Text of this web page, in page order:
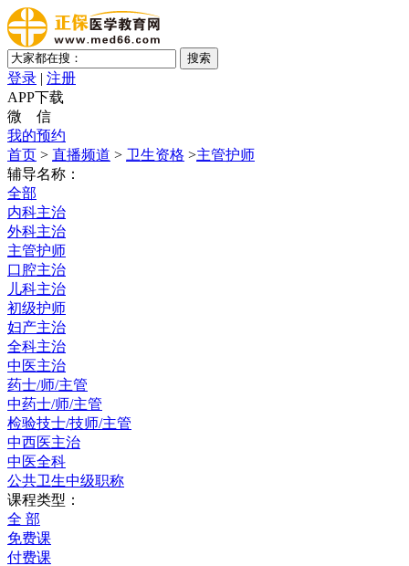
登录 | 注册
APP下载
微 信
我的预约
首页 > 直播频道 > 卫生资格 >主管护师
辅导名称：
全部
内科主治
外科主治
主管护师
口腔主治
儿科主治
初级护师
妇产主治
全科主治
中医主治
药士/师/主管
中药士/师/主管
检验技士/技师/主管
中西医主治
中医全科
公共卫生中级职称
课程类型：
全 部
免费课
付费课